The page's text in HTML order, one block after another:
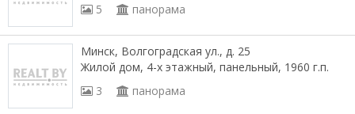
5
панорама
Минск, Волгоградская ул., д. 25
Жилой дом, 4-х этажный, панельный, 1960 г.п.
3
панорама